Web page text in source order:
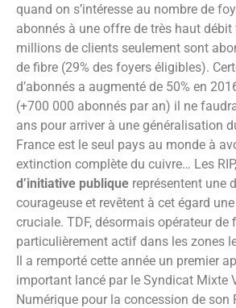
quand on s’intéresse au nombre de
abonnés à une offre de très haut débit
millions de clients seulement sont
de fibre (29% des foyers éligibles).
d’abonnés a augmenté de 50% en
(+700 000 abonnés par an) il ne
ans pour arriver à une généralisation
France est le seul pays au monde à
extinction complète du cuivre… Les RIP,
d’initiative publique représentent une
courageuse et revêtent à cet égard
cruciale. TDF, désormais opérateur de
particulièrement actif dans les zones
Il a remporté cette année un premier
important lancé par le Syndicat Mixte
Numérique pour la concession de son